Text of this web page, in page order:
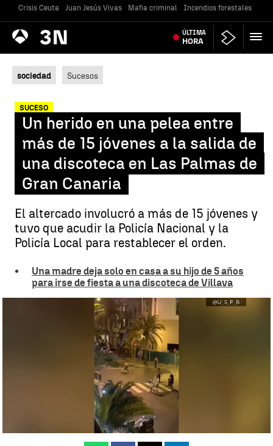
Crisis Ceuta Juan Jesús Vivas Mafia criminal Incendios forestales
Antena
3 Noticias ÚLTIMA
HORA
sociedad Sucesos
SUCESO
Un herido en una pelea entre
más de 15 jóvenes a la salida de
una discoteca en Las Palmas de
Gran Canaria
El altercado involucró a más de 15 jóvenes y
tuvo que acudir la Policía Nacional y la
Policía Local para restablecer el orden.
Una madre deja solo en casa a su hijo de 5 años
para irse de fiesta a una discoteca de Villava
Pelea entre más de 15 jóvenes en una discoteca en Las Palmas de
Gran Canaria |
María Gutiérrez
Publicado:17 de noviembre de 2024, 19:21